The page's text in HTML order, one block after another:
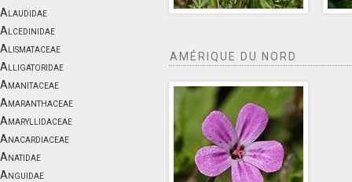
Alaudidae
Alcedinidae
Alismataceae
Alligatoridae
Amanitaceae
Amaranthaceae
Amaryllidaceae
Anacardiaceae
Anatidae
Anguidae
AMÉRIQUE DU NORD